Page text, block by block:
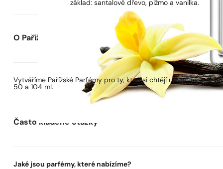
základ: santalové dřevo, pižmo a vanilka.
O Pařížských Parfémech
Vytváříme Pařížské Parfémy pro ty, kteří si chtějí užívat luxusní
50 a 104 ml.
Často kladené otázky
Jaké jsou parfémy, které nabízíme?